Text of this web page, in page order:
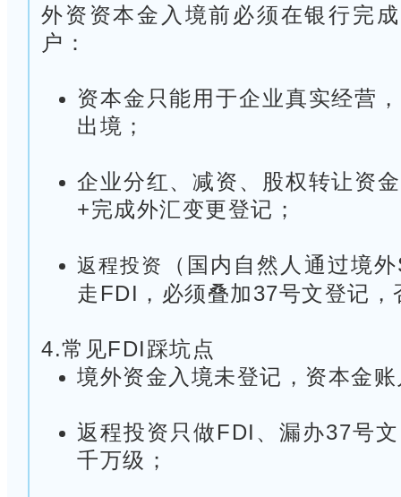
外资资本金入境前必须在银行完
户：
资本金只能用于企业真实经营
出境；
企业分红、减资、股权转让资
+完成外汇变更登记；
返程投资
（国内自然人通过境
走FDI，必须叠加37号文登记，
4.常见FDI踩坑点
境外资金入境未登记，资本金
返程投资只做FDI、漏办37号
千万级；